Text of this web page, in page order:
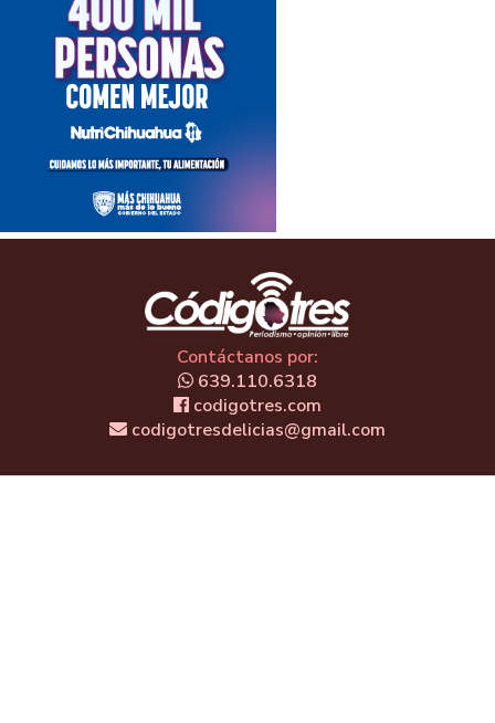
Contáctanos por:
639.110.6318
codigotres.com
codigotresdelicias@gmail.com